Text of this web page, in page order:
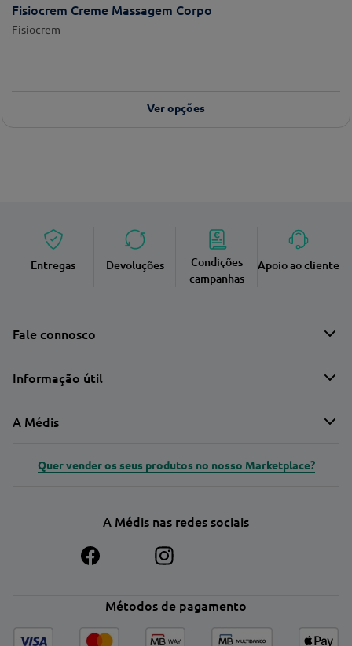
Fisiocrem Creme Massagem Corpo
Fisiocrem
Ver opções
Entregas Devoluções
Condições
campanhas
Apoio ao cliente
Fale connosco
Informação útil
A Médis
Quer vender os seus produtos no nosso Marketplace?
A Médis nas redes sociais
Métodos de pagamento